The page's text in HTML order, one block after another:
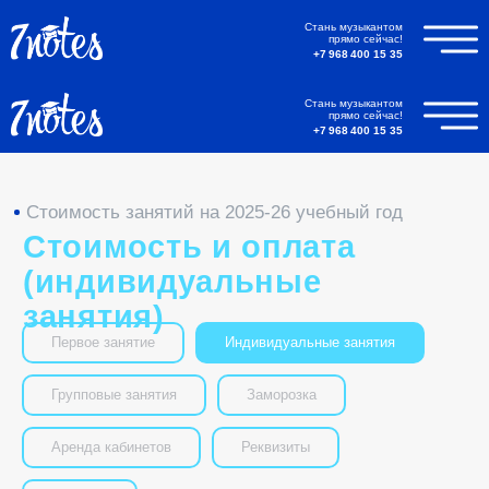
+7 968 400 15 35
Стань музыкантом
прямо сейчас!
+7 968 400 15 35
Стань музыкантом
прямо сейчас!
Стоимость занятий на 2025-26 учебный год
(индивидуальные
занятия)
Первое занятие Индивидуальные занятия
Групповые занятия Заморозка
Аренда кабинетов Реквизиты